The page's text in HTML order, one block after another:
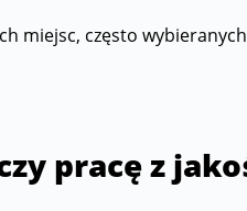
miejsc, często
pracę z